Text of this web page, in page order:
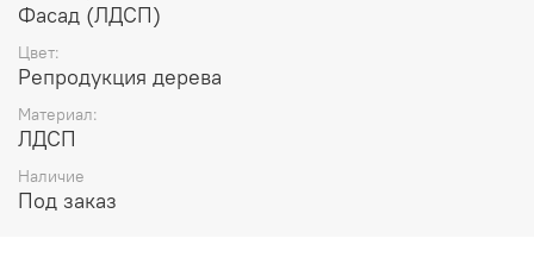
Фасад (ЛДСП)
Цвет:
Репродукция дерева
Материал:
ЛДСП
Наличие
Под заказ